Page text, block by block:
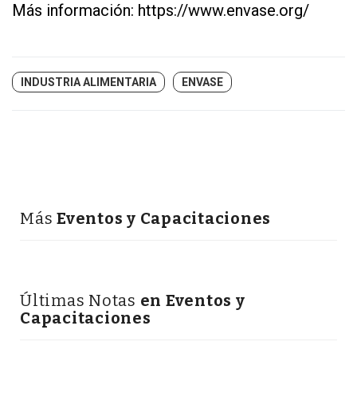
Más información: https://www.envase.org/
INDUSTRIA ALIMENTARIA ENVASE
Más Eventos y Capacitaciones
Últimas Notas en Eventos y
Capacitaciones